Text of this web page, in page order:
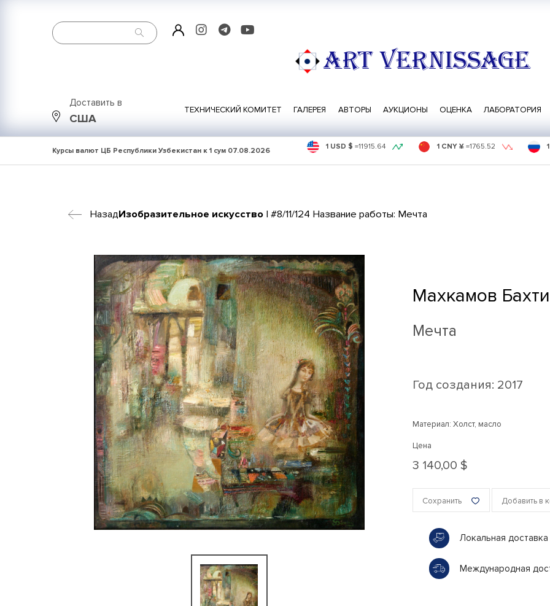
ART VERNISSAGE
Доставить в
США
ТЕХНИЧЕСКИЙ КОМИТЕТ ГАЛЕРЕЯ АВТОРЫ АУКЦИОНЫ ОЦЕНКА ЛАБОРАТОРИЯ
Курсы валют ЦБ Республики Узбекистан к 1 сум 07.08.2026 1 USD $ =11915.64 1 CNY ¥ =1765.52
НазадИзобразительное искусство| #8/11/124 Название работы: Мечта
Махкамов
Мечта
Год создания: 2017
Материал: Холст, масло
Цена
3 140,00 $
Сохранить Добавить в
Локальная доставка
Международная